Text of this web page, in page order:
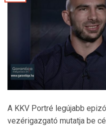
A KKV Portré legújabb
vezérigazgató mutatja be